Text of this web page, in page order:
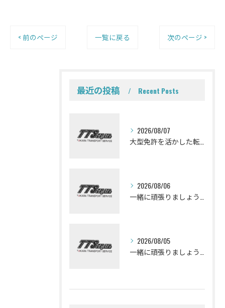
< 前のページ 一覧に戻る 次のページ >
最近の投稿 Recent Posts
2026/08/07
2026/08/06
2026/08/05